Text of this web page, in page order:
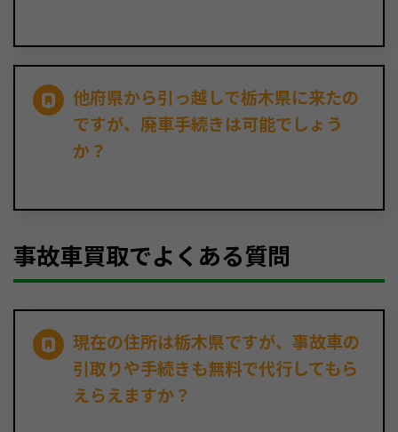
他府県から引っ越しで栃木県に来たの
ですが、廃車手続きは可能でしょう
か？
事故車買取でよくある質問
現在の住所は栃木県ですが、事故車の
引取りや手続きも無料で代行してもら
えらえますか？